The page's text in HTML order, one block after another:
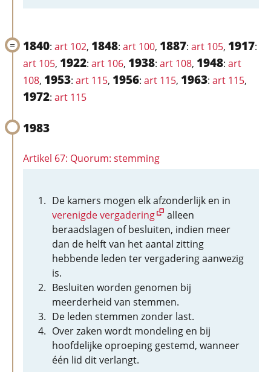
1840: art 102, 1848: art 100, 1887: art 105, 1917:
art 105, 1922: art 106, 1938: art 108, 1948: art
108, 1953: art 115, 1956: art 115, 1963: art 115,
1972: art 115
1983
Artikel 67: Quorum: stemming
De kamers mogen elk afzonderlijk en in
verenigde vergadering
alleen
beraadslagen of besluiten, indien meer
dan de helft van het aantal zitting
hebbende leden ter vergadering aanwezig
is.
Besluiten worden genomen bij
meerderheid van stemmen.
De leden stemmen zonder last.
Over zaken wordt mondeling en bij
hoofdelijke oproeping gestemd, wanneer
één lid dit verlangt.